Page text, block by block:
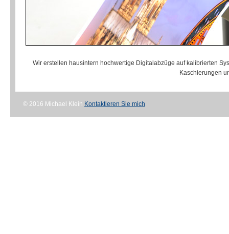
Wir erstellen hausintern hochwertige Digitalabzüge auf kalibrierten
Kaschierungen
© 2016 Michael Klein Kontaktieren Sie mich